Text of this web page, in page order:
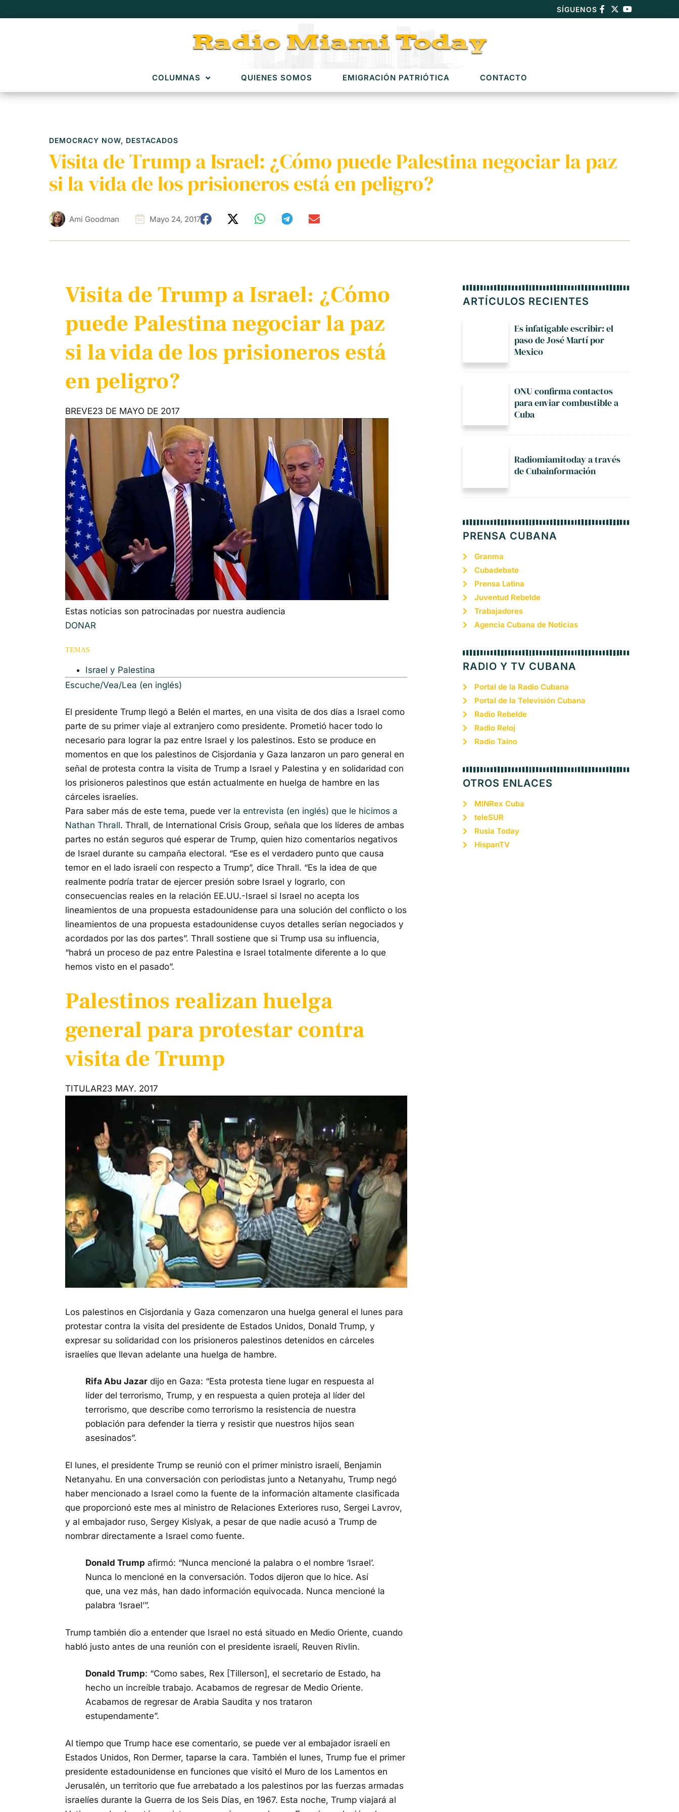
SÍGUENOS
COLUMNAS QUIENES SOMOS EMIGRACIÓN PATRIÓTICA CONTACTO
DEMOCRACY NOW, DESTACADOS
Visita de Trump a Israel: ¿Cómo puede Palestina negociar la paz
si la vida de los prisioneros está en peligro?
Ami Goodman Mayo 24, 2017
Visita de Trump a Israel: ¿Cómo
puede Palestina negociar la paz
si la vida de los prisioneros está
en peligro?
BREVE23 DE MAYO DE 2017
Estas noticias son patrocinadas por nuestra audiencia
DONAR
TEMAS
Israel y Palestina
Escuche/Vea/Lea (en inglés)
El presidente Trump llegó a Belén el martes, en una visita de dos días a Israel como
parte de su primer viaje al extranjero como presidente. Prometió hacer todo lo
necesario para lograr la paz entre Israel y los palestinos. Esto se produce en
momentos en que los palestinos de Cisjordania y Gaza lanzaron un paro general en
señal de protesta contra la visita de Trump a Israel y Palestina y en solidaridad con
los prisioneros palestinos que están actualmente en huelga de hambre en las
cárceles israelíes.
Para saber más de este tema, puede ver la entrevista (en inglés) que le hicimos a
Nathan Thrall. Thrall, de International Crisis Group, señala que los líderes de ambas
partes no están seguros qué esperar de Trump, quien hizo comentarios negativos
de Israel durante su campaña electoral. “Ese es el verdadero punto que causa
temor en el lado israelí con respecto a Trump”, dice Thrall. “Es la idea de que
realmente podría tratar de ejercer presión sobre Israel y lograrlo, con
consecuencias reales en la relación EE.UU.-Israel si Israel no acepta los
lineamientos de una propuesta estadounidense para una solución del conflicto o los
lineamientos de una propuesta estadounidense cuyos detalles serían negociados y
acordados por las dos partes”. Thrall sostiene que si Trump usa su influencia,
“habrá un proceso de paz entre Palestina e Israel totalmente diferente a lo que
hemos visto en el pasado”.
Palestinos realizan huelga
general para protestar contra
visita de Trump
TITULAR23 MAY. 2017
Los palestinos en Cisjordania y Gaza comenzaron una huelga general el lunes para
protestar contra la visita del presidente de Estados Unidos, Donald Trump, y
expresar su solidaridad con los prisioneros palestinos detenidos en cárceles
israelíes que llevan adelante una huelga de hambre.
Rifa Abu Jazar dijo en Gaza: “Esta protesta tiene lugar en respuesta al
líder del terrorismo, Trump, y en respuesta a quien proteja al líder del
terrorismo, que describe como terrorismo la resistencia de nuestra
población para defender la tierra y resistir que nuestros hijos sean
asesinados”.
El lunes, el presidente Trump se reunió con el primer ministro israelí, Benjamin
Netanyahu. En una conversación con periodistas junto a Netanyahu, Trump negó
haber mencionado a Israel como la fuente de la información altamente clasificada
que proporcionó este mes al ministro de Relaciones Exteriores ruso, Sergei Lavrov,
y al embajador ruso, Sergey Kislyak, a pesar de que nadie acusó a Trump de
nombrar directamente a Israel como fuente.
Donald Trump afirmó: “Nunca mencioné la palabra o el nombre ‘Israel’.
Nunca lo mencioné en la conversación. Todos dijeron que lo hice. Así
que, una vez más, han dado información equivocada. Nunca mencioné la
palabra ‘Israel’”.
Trump también dio a entender que Israel no está situado en Medio Oriente, cuando
habló justo antes de una reunión con el presidente israelí, Reuven Rivlin.
Donald Trump: “Como sabes, Rex [Tillerson], el secretario de Estado, ha
hecho un increíble trabajo. Acabamos de regresar de Medio Oriente.
Acabamos de regresar de Arabia Saudita y nos trataron
estupendamente”.
Al tiempo que Trump hace ese comentario, se puede ver al embajador israelí en
Estados Unidos, Ron Dermer, taparse la cara. También el lunes, Trump fue el primer
presidente estadounidense en funciones que visitó el Muro de los Lamentos en
Jerusalén, un territorio que fue arrebatado a los palestinos por las fuerzas armadas
israelíes durante la Guerra de los Seis Días, en 1967. Esta noche, Trump viajará al
ARTÍCULOS RECIENTES
Es infatigable escribir: el
paso de José Martí por
Mexico
ONU confirma contactos
para enviar combustible a
Cuba
Radiomiamitoday a través
de Cubainformación
PRENSA CUBANA
Granma
Cubadebate
Prensa Latina
Juventud Rebelde
Trabajadores
Agencia Cubana de Noticias
RADIO Y TV CUBANA
Portal de la Radio Cubana
Portal de la Televisión Cubana
Radio Rebelde
Radio Reloj
Radio Taíno
OTROS ENLACES
MINRex Cuba
teleSUR
Rusia Today
HispanTV